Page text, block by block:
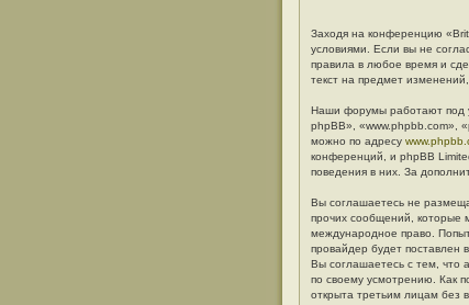
Заходя на конференцию
условиями. Если вы не
правила в любое время и
текст на предмет
Наши форумы работают под
phpBB», «www.phpbb.com»,
можно по адресу
конференций, и phpBB
поведения в них. За
Вы соглашаетесь не
прочих сообщений, которые
международное право.
провайдер будет поставлен
Вы соглашаетесь с тем, что
по своему усмотрению. Как
открыта третьим лицам без